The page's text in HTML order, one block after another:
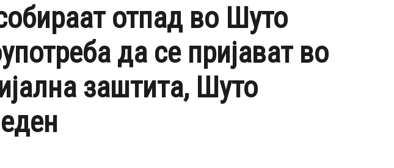
отпад во Шуто
да се пријават во
заштита, Шуто